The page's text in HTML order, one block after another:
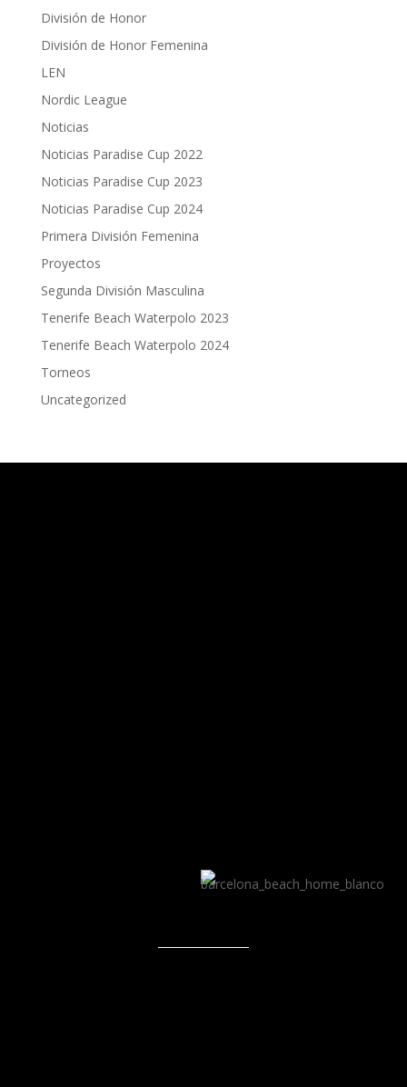
División de Honor
División de Honor Femenina
LEN
Nordic League
Noticias
Noticias Paradise Cup 2022
Noticias Paradise Cup 2023
Noticias Paradise Cup 2024
Primera División Femenina
Proyectos
Segunda División Masculina
Tenerife Beach Waterpolo 2023
Tenerife Beach Waterpolo 2024
Torneos
Uncategorized